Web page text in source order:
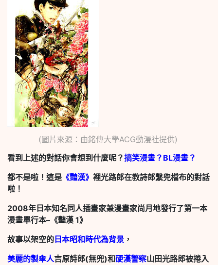
(圖片來源：由銘傳大學ACG動漫社提供)
看到上述的對話你會想到什麼呢？搞笑漫畫？BL漫畫？
都不是啦！這是 《豔漢》 裡光路郎在教詩郎繫兜檔布的對話
啦！
2008年日本知名同人插畫家兼漫畫家尚月地發行了第一本
漫畫單行本–《豔漢 1》
故事以架空的 日本昭和時代為背景 ，
美麗的製傘人吉原詩郎(無兜)和硬漢警察山田光路郎被捲入